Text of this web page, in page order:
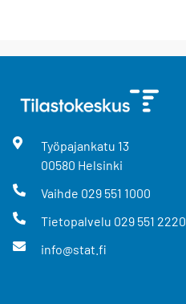
Työpajankatu 13
00580 Helsinki
Vaihde 029 551 1000
Tietopalvelu 029 551 2220
info@stat.fi